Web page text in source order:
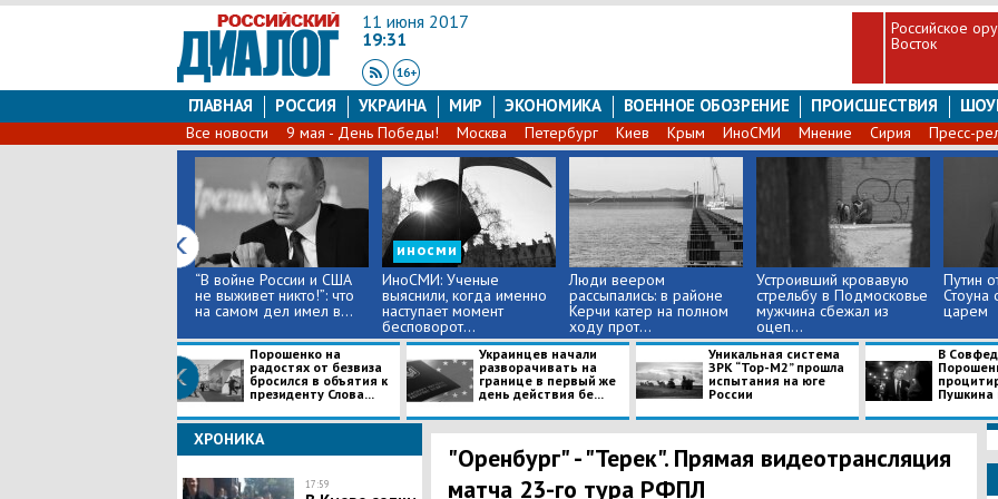
11 июня 2017
19:31
Российское
Восток
ГЛАВНАЯ РОССИЯ УКРАИНА МИР ЭКОНОМИКА ВОЕННОЕ ОБОЗРЕНИЕ ПРОИСШЕСТВИЯ
Все новости 9 мая - День Победы! Москва Петербург Киев Крым ИноСМИ Мнение Сирия Пресс-
“В войне России и США
не выживет никто!”: что
на самом дел имел в...
иносми
ИноСМИ: Ученые
выяснили, когда именно
наступает момент
бесповорот...
Люди веером
рассыпались: в районе
Керчи катер на полном
ходу прот...
Устроивший кровавую
стрельбу в Подмосковье
мужчина сбежал из
оцеп...
Путин
Стоуна
царем
Порошенко на
радостях от безвиза
бросился в объятия к
президенту Слова...
Украинцев начали
разворачивать на
границе в первый же
день действия бе...
Уникальная система
ЗРК “Тор-M2” прошла
испытания на юге
России
В
Пушкина
ХРОНИКА
17:59
"Оренбург" - "Терек". Прямая видеотрансляция
матча 23-го тура РФПЛ